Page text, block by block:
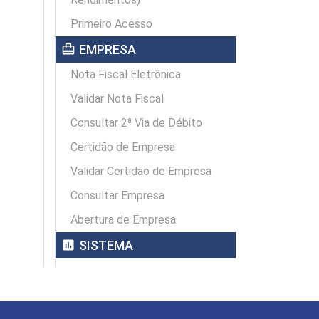
Primeiro Acesso
card_travel EMPRESA
Nota Fiscal Eletrônica
Validar Nota Fiscal
Consultar 2ª Via de Débito
Certidão de Empresa
Validar Certidão de Empresa
Consultar Empresa
Abertura de Empresa
assessment SISTEMA